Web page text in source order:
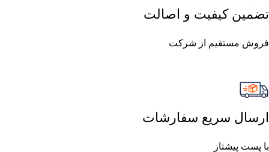
تضمین کیفیت و اصالت
فروش مستقیم از شرکت
ارسال سریع سفارشات
با پست پیشتاز